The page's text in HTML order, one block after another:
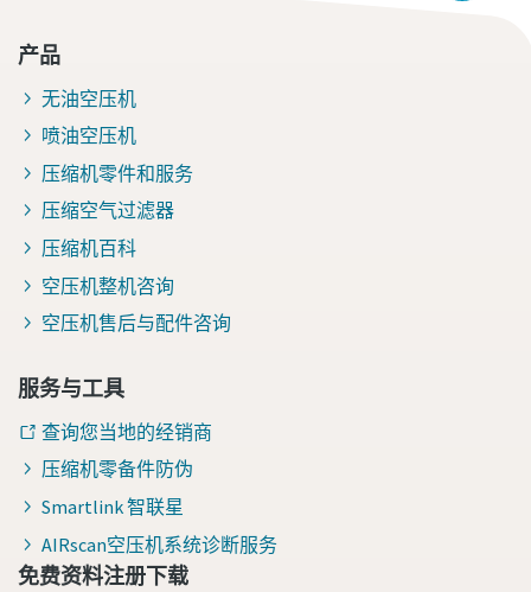
产品
无油空压机
喷油空压机
压缩机零件和服务
压缩空气过滤器
压缩机百科
空压机整机咨询
空压机售后与配件咨询
服务与工具
查询您当地的经销商
压缩机零备件防伪
Smartlink 智联星
AIRscan空压机系统诊断服务
免费资料注册下载